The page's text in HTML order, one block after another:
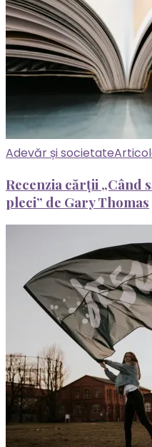
Adevăr și societate
Recenzia cărții „Când
pleci” de Gary Thomas